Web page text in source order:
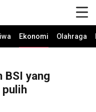
Ekonomi Olahraga
BSI yang
pulih